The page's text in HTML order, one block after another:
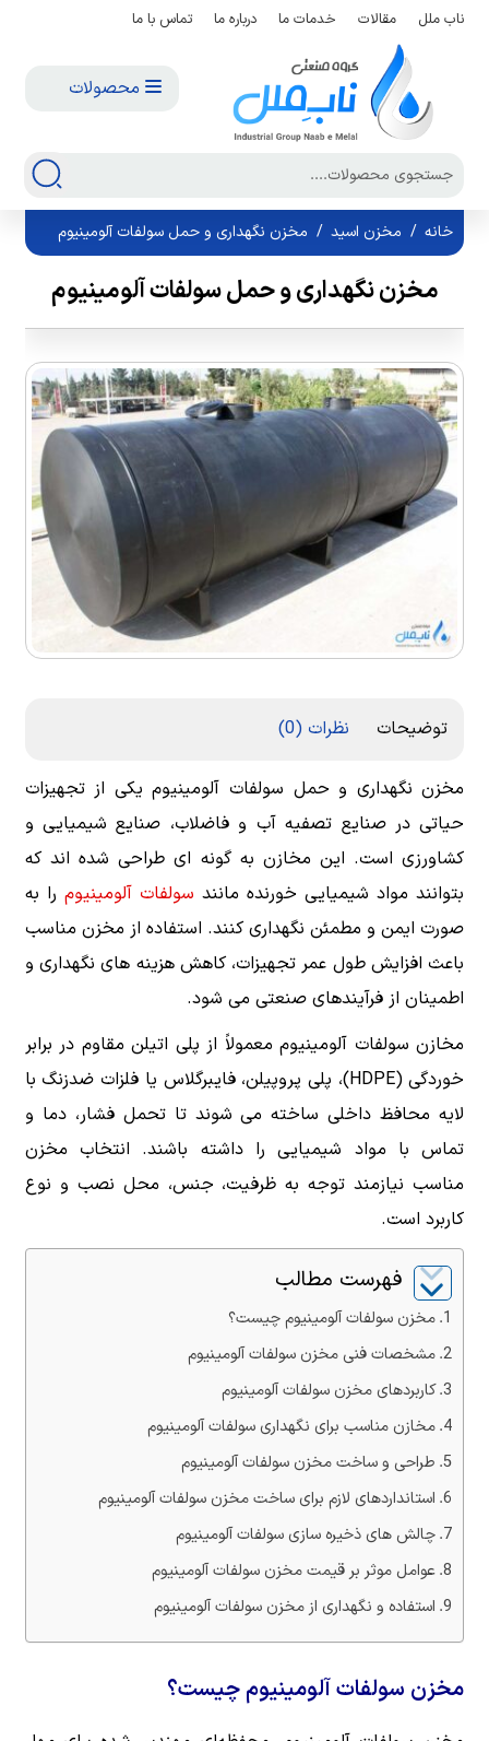
محصولات
ناب ملل مقالات خدمات ما درباره ما تماس با ما
خانه / مخزن اسید / مخزن نگهداری و حمل سولفات آلومینیوم
مخزن نگهداری و حمل سولفات آلومینیوم
توضیحات نظرات (0)
مخزن نگهداری و حمل سولفات آلومینیوم یکی از تجهیزات
حیاتی در صنایع تصفیه آب و فاضلاب، صنایع شیمیایی و
کشاورزی است. این مخازن به گونه ای طراحی شده اند که
بتوانند مواد شیمیایی خورنده مانند سولفات آلومینیوم را به
صورت ایمن و مطمئن نگهداری کنند. استفاده از مخزن مناسب
باعث افزایش طول عمر تجهیزات، کاهش هزینه های نگهداری و
اطمینان از فرآیندهای صنعتی می شود.
مخازن سولفات آلومینیوم معمولاً از پلی اتیلن مقاوم در برابر
خوردگی (HDPE)، پلی پروپیلن، فایبرگلاس یا فلزات ضدزنگ با
لایه محافظ داخلی ساخته می شوند تا تحمل فشار، دما و
تماس با مواد شیمیایی را داشته باشند. انتخاب مخزن
مناسب نیازمند توجه به ظرفیت، جنس، محل نصب و نوع
کاربرد است.
فهرست مطالب
مخزن سولفات آلومینیوم چیست؟
مشخصات فنی مخزن سولفات آلومینیوم
کاربردهای مخزن سولفات آلومینیوم
مخازن مناسب برای نگهداری سولفات آلومینیوم
طراحی و ساخت مخزن سولفات آلومینیوم
استانداردهای لازم برای ساخت مخزن سولفات آلومینیوم
چالش های ذخیره سازی سولفات آلومینیوم
عوامل موثر بر قیمت مخزن سولفات آلومینیوم
استفاده و نگهداری از مخزن سولفات آلومینیوم
مخزن سولفات آلومینیوم چیست؟